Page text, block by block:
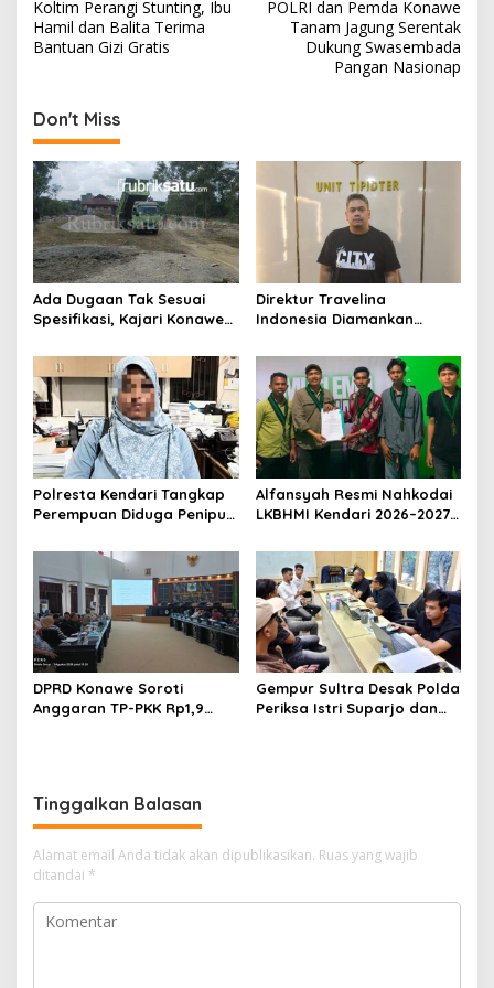
a
v
g
a
s
i
p
o
s
Koltim Perangi Stunting, Ibu
Hamil dan Balita Terima
Bantuan Gizi Gratis
POLRI dan Pemda Konawe
Tanam Jagung Serentak
Dukung Swasembada
Pangan Nasionap
Don't Miss
Ada Dugaan Tak Sesuai
Spesifikasi, Kajari Konawe
Rupbasan Rp1,9 Miliar
Dihentikan
Direktur Travelina
Indonesia Diamankan
Penelantaran Jemaah
Umrah Masuk Babak Baru
Polresta Kendari Tangkap
Perempuan Diduga Penipu
Rp588,1 Juta
Alfansyah Resmi Nahkodai
LKBHMI Kendari 2026–2027,
Hukum
DPRD Konawe Soroti
Anggaran TP-PKK Rp1,9
Gempur Sultra Desak Polda
Periksa Istri Suparjo dan
Tinggalkan Balasan
Alamat email Anda tidak akan dipublikasikan. Ruas yang wajib
ditandai *